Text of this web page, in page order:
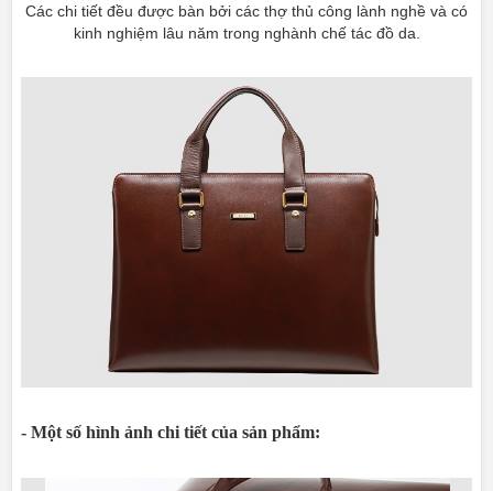
Các chi tiết đều được bàn bởi các thợ thủ công lành nghề và có
kinh nghiệm lâu năm trong nghành chế tác đồ da.
- Một số hình ảnh chi tiết của sản phẩm: